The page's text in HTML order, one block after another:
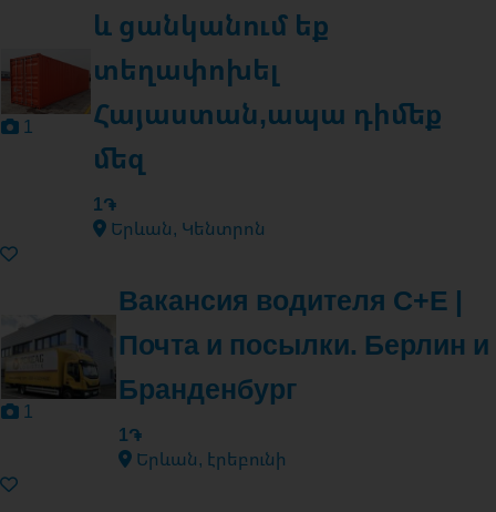
1
և ցանկանում եք
տեղափոխել
Հայաստան,ապա դիմեք
մեզ
1֏
Երևան, Կենտրոն
1
Вакансия водителя C+E |
Почта и посылки. Берлин и
Бранденбург
1֏
Երևան, էրեբունի